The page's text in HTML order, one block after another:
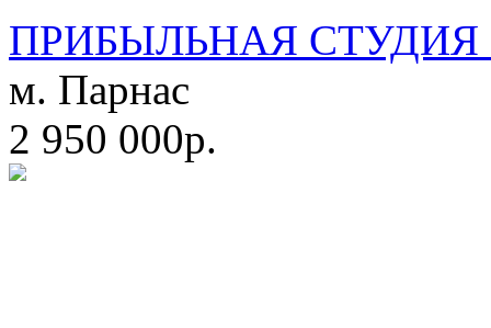
ПРИБЫЛЬНАЯ СТУДИЯ
м. Парнас
2 950 000р.